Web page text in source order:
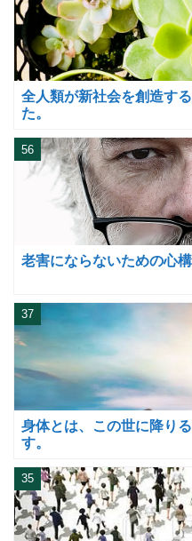
全人類が新社会を創造す
た。
老害にならないための心
56
身体とは、この世に降り
す。
37
35